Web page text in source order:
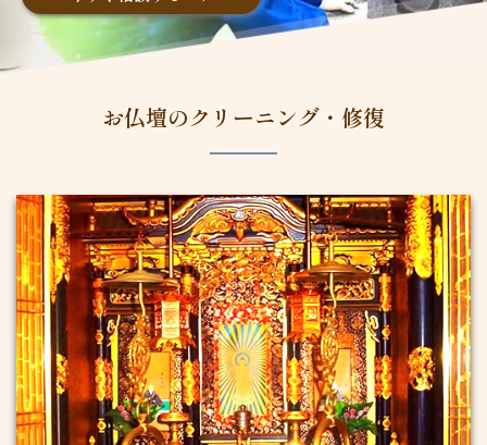
お仏壇のクリーニング・修復